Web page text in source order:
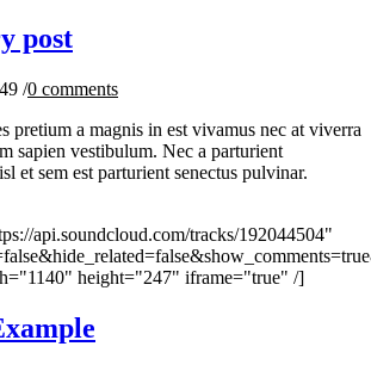
post
/0 comments
pretium a magnis in est vivamus nec at viverra
sapien vestibulum. Nec a parturient
et sem est parturient senectus pulvinar.
api.soundcloud.com/tracks/192044504"
height="247" iframe="true" /]